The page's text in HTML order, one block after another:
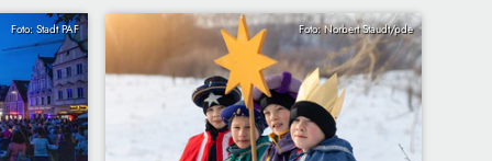
Foto: Stadt PAF Foto: Norbert Staudt/pde